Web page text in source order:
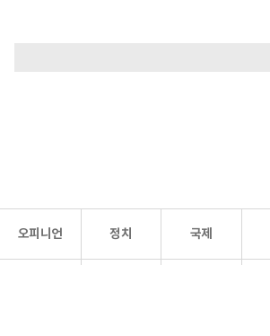
오피니언 정치 국제